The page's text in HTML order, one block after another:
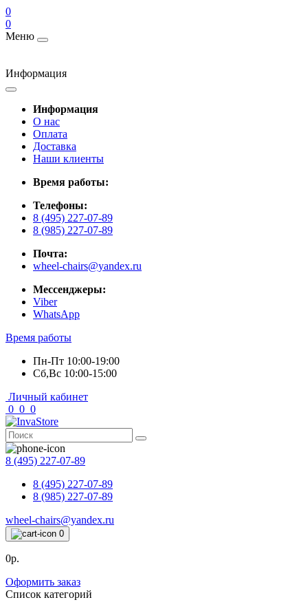
0
0
Меню
Информация
Информация
О нас
Оплата
Доставка
Наши клиенты
Время работы:
Телефоны:
8 (495) 227-07-89
8 (985) 227-07-89
Почта:
wheel-chairs@yandex.ru
Мессенджеры:
Viber
WhatsApp
Время работы
Пн-Пт 10:00-19:00
Сб,Вс 10:00-15:00
Личный кабинет
0 0 0
8 (495) 227-07-89
8 (495) 227-07-89
8 (985) 227-07-89
wheel-chairs@yandex.ru
0
0р.
Оформить заказ
Список категорий